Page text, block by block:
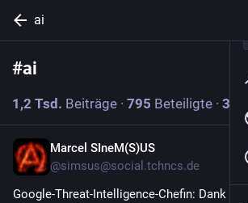
ai
#ai
1,2 Tsd. Beiträge · 795 Beteiligte · 31
Marcel SIneM(S)US
@simsus@social.tchncs.de
Google-Threat-Intelligence-Chefin: Dank KI